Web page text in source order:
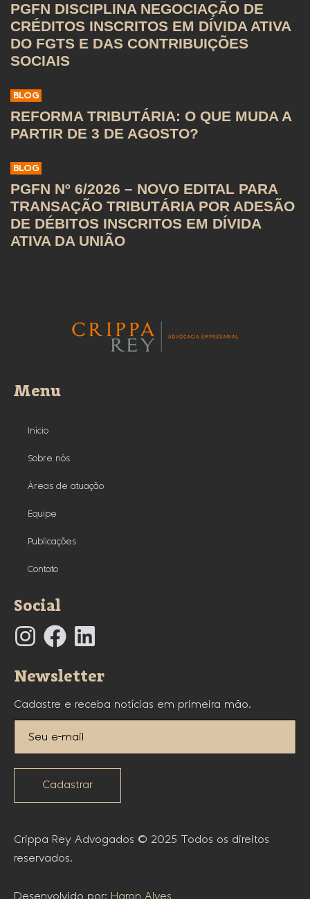
PGFN DISCIPLINA NEGOCIAÇÃO DE
CRÉDITOS INSCRITOS EM DÍVIDA ATIVA
DO FGTS E DAS CONTRIBUIÇÕES
SOCIAIS
BLOG
REFORMA TRIBUTÁRIA: O QUE MUDA A
PARTIR DE 3 DE AGOSTO?
BLOG
PGFN Nº 6/2026 – NOVO EDITAL PARA
TRANSAÇÃO TRIBUTÁRIA POR ADESÃO
DE DÉBITOS INSCRITOS EM DÍVIDA
ATIVA DA UNIÃO
Menu
Início
Sobre nós
Áreas de atuação
Equipe
Publicações
Contato
Social
Newsletter
Cadastre e receba notícias em primeira mão.
Cadastrar
Crippa Rey Advogados © 2025 Todos os direitos
reservados.